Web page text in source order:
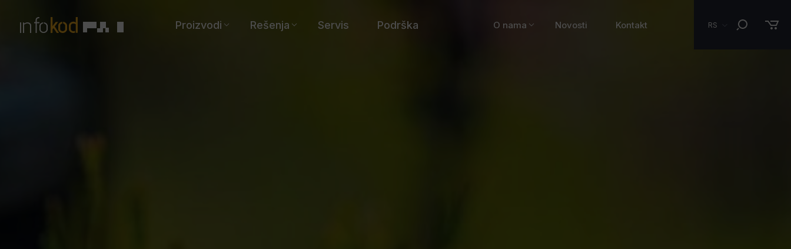
Proizvodi Rešenja Servis Podrška O nama Novosti Kontakt RS